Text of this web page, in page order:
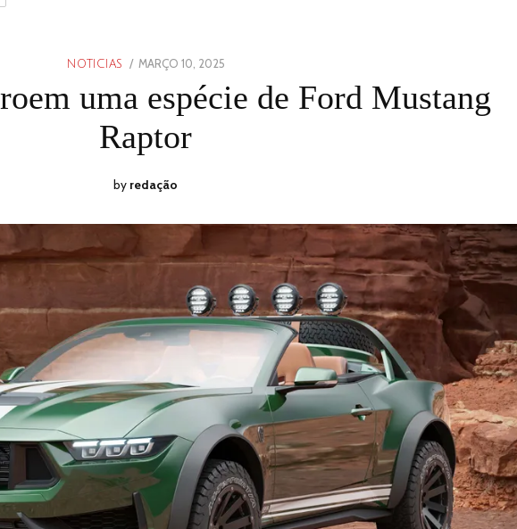
NOTICIAS
POSTED
MARÇO 10, 2025
10,
2025
uma espécie de Ford Mustang
Raptor
by redação